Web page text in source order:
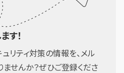
す！
リティ対策の情報を、メル
せんか？ぜひご登録くださ